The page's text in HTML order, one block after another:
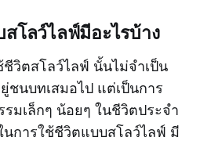
โลว์ไลฟ์มีอะไรบ้าง
วิตสโลว์ไลฟ์ นั้นไม่จำเป็น
ชนบทเสมอไป แต่เป็นการ
มเล็กๆ น้อยๆ ในชีวิตประจำ
การใช้ชีวิตแบบสโลว์ไลฟ์ มี